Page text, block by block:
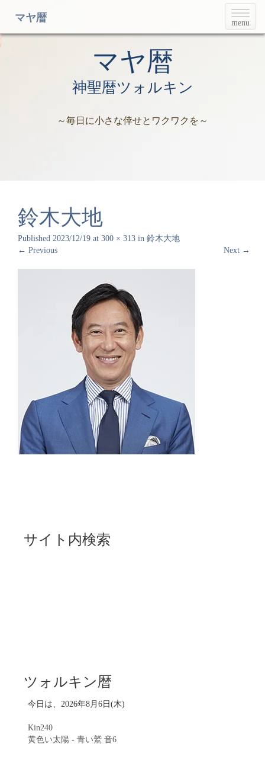
T
o
g
menu
マヤ暦
マヤ暦
神聖暦ツォルキン
～毎日に小さな倖せとワクワクを～
鈴木大地
Published 2023/12/19 at 300 × 313 in 鈴木大地
← Previous Next →
サイト内検索
ツォルキン暦
今日は、2026年8月6日(木)
Kin240
黄色い太陽 - 青い鷲 音6